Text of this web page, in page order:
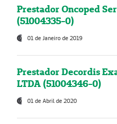
Prestador Oncoped
(51004335-0)
01 de Janeiro de 2019
Prestador Decordis
LTDA (51004346-0)
01 de Abril de 2020